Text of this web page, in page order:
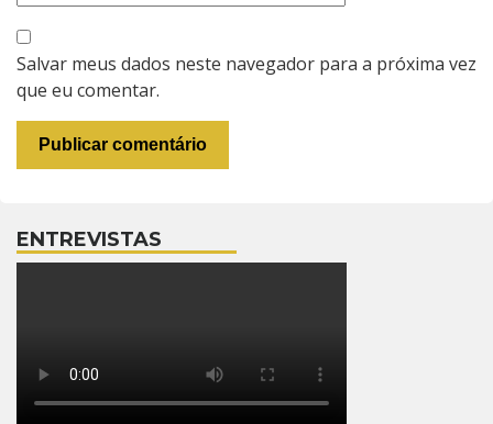
Salvar meus dados neste navegador para a próxima vez
que eu comentar.
ENTREVISTAS